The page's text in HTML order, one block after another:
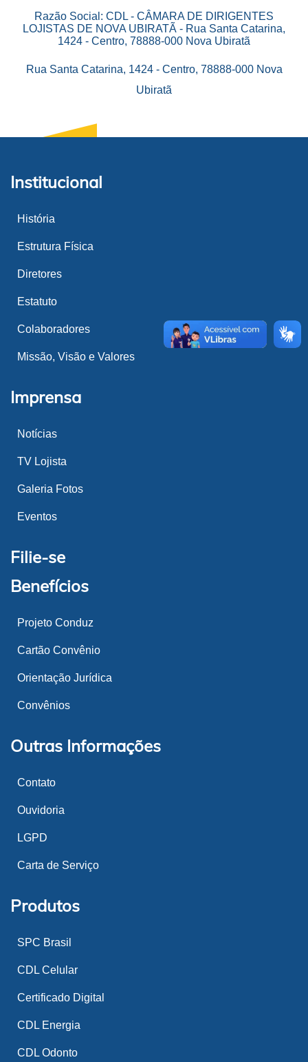
Razão Social: CDL - CÂMARA DE DIRIGENTES
LOJISTAS DE NOVA UBIRATÃ - Rua Santa Catarina,
1424 - Centro, 78888-000 Nova Ubiratã
Rua Santa Catarina, 1424 - Centro, 78888-000 Nova
Ubiratã
Institucional
História
Estrutura Física
Diretores
Estatuto
Colaboradores
Missão, Visão e Valores
Imprensa
Notícias
TV Lojista
Galeria Fotos
Eventos
Filie-se
Benefícios
Projeto Conduz
Cartão Convênio
Orientação Jurídica
Convênios
Outras Informações
Contato
Ouvidoria
LGPD
Carta de Serviço
Produtos
SPC Brasil
CDL Celular
Certificado Digital
CDL Energia
CDL Odonto